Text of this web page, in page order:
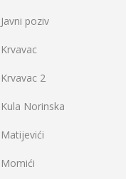
Javni poziv
Krvavac
Krvavac 2
Kula Norinska
Matijevići
Momići